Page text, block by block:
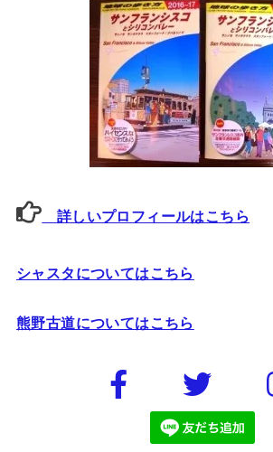
詳しいプロフィールはこちら
シャスタについてはこちら
熊野古道についてはこちら